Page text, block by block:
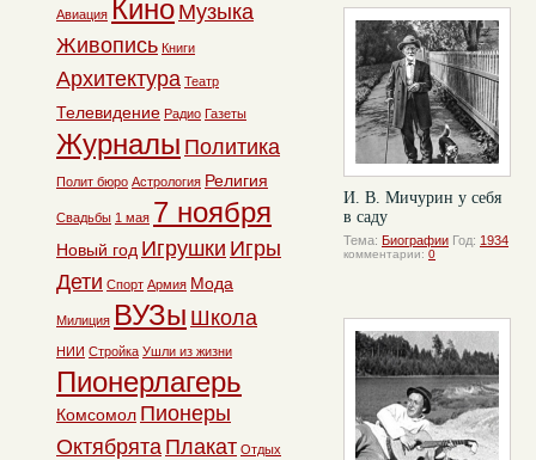
И. В. Мичурин у себя
в саду
Тема: Биографии Год: 1934
комментарии: 0
Авиация Кино Музыка
Живопись Книги
Архитектура Театр
Телевидение Радио Газеты
Журналы Политика
Полит бюро Астрология Религия
Свадьбы 1 мая 7 ноября
Новый год Игрушки Игры
Дети Спорт Армия Мода
Милиция ВУЗы Школа
НИИ Стройка Ушли из жизни
Пионерлагерь
Комсомол Пионеры
Октябрята Плакат Отдых